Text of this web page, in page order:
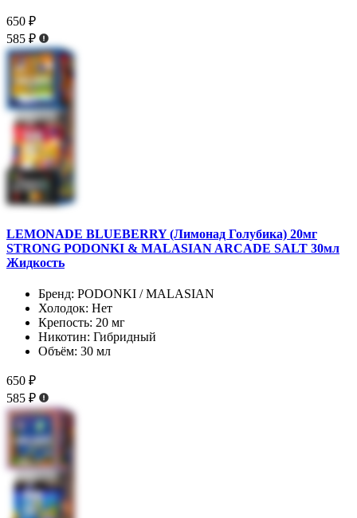
650 ₽
585 ₽
LEMONADE BLUEBERRY (Лимонад Голубика) 20мг
STRONG PODONKI & MALASIAN ARCADE SALT 30мл
Жидкость
Бренд: PODONKI / MALASIAN
Холодок: Нет
Крепость: 20 мг
Никотин: Гибридный
Объём: 30 мл
650 ₽
585 ₽